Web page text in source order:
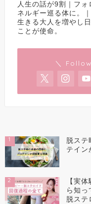
人生の話が9割｜フォ
ネルギー巡る体に。
生きる大人を増やし
ことが使命。
＼
1
脱ステ
テイン
2
【実
ら知っ
脱ステ